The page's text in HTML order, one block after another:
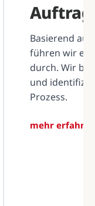
Basierend
führen wir
durch. Wir
und
Prozess.
mehr erfahren